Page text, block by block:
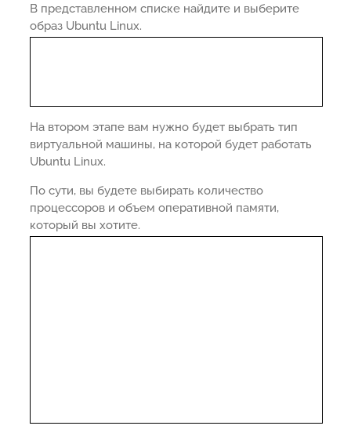
В представленном списке найдите и выберите
образ Ubuntu Linux.
На втором этапе вам нужно будет выбрать тип
виртуальной машины, на которой будет работать
Ubuntu Linux.
По сути, вы будете выбирать количество
процессоров и объем оперативной памяти,
который вы хотите.